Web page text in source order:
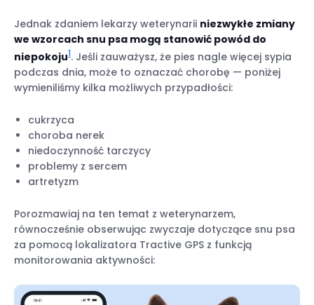
Jednak zdaniem lekarzy weterynarii niezwykłe zmiany
we wzorcach snu psa mogą stanowić powód do
niepokoju1. Jeśli zauważysz, że pies nagle więcej sypia
podczas dnia, może to oznaczać chorobę — poniżej
wymieniliśmy kilka możliwych przypadłości:
cukrzyca
choroba nerek
niedoczynność tarczycy
problemy z sercem
artretyzm
Porozmawiaj na ten temat z weterynarzem,
równocześnie obserwując zwyczaje dotyczące snu psa
za pomocą lokalizatora Tractive GPS z funkcją
monitorowania aktywności: